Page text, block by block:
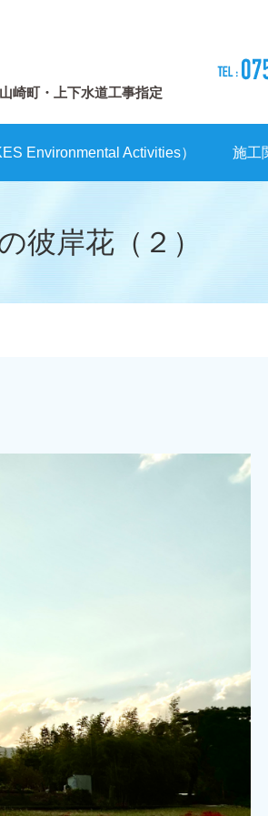
崎町・上下水道工事指定
Environmental Activities） 施工
彼岸花（２）